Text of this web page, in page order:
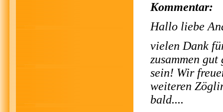
Kommentar:
Hallo liebe
vielen Dank
zusammen
sein! Wir
weiteren
bald....